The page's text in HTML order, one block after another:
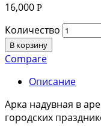
16,000 Р
Количество
В корзину
Compare
Описание
Арка надувная в
городских